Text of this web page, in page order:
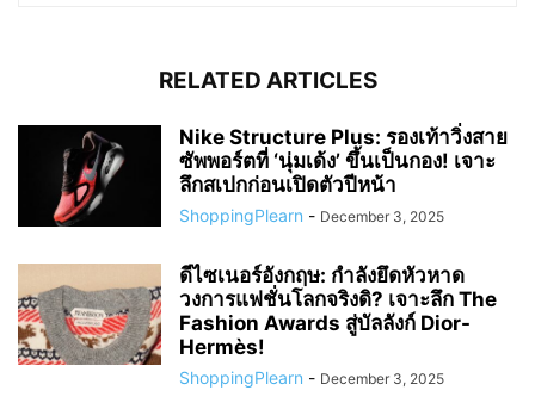
RELATED ARTICLES
Nike Structure Plus: รองเท้าวิ่งสาย
ซัพพอร์ตที่ ‘นุ่มเด้ง’ ขึ้นเป็นกอง! เจาะ
ลึกสเปกก่อนเปิดตัวปีหน้า
ShoppingPlearn - December 3, 2025
ดีไซเนอร์อังกฤษ: กำลังยึดหัวหาด
วงการแฟชั่นโลกจริงดิ? เจาะลึก The
Fashion Awards สู่บัลลังก์ Dior-
Hermès!
ShoppingPlearn - December 3, 2025